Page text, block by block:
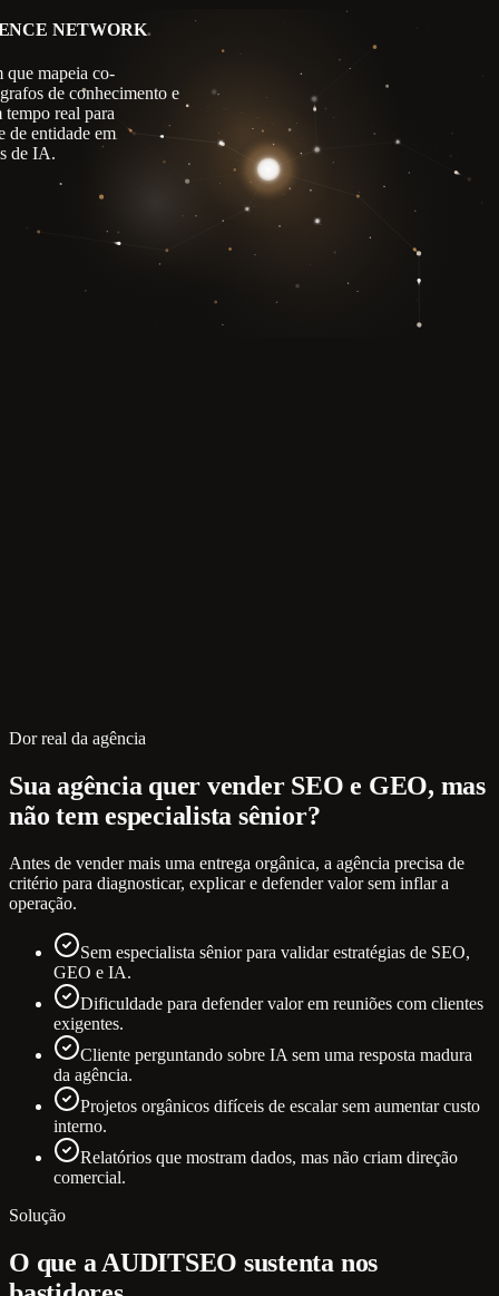
NETWORK
que mapeia co-
de conhecimento e
real para
de entidade em
de IA.
Dor real da agência
Sua agência quer vender SEO e GEO, mas
não tem especialista sênior?
Antes de vender mais uma entrega orgânica, a agência precisa de
critério para diagnosticar, explicar e defender valor sem inflar a
operação.
Sem especialista sênior para validar estratégias de SEO,
GEO e IA.
Dificuldade para defender valor em reuniões com clientes
exigentes.
Cliente perguntando sobre IA sem uma resposta madura
da agência.
Projetos orgânicos difíceis de escalar sem aumentar custo
interno.
Relatórios que mostram dados, mas não criam direção
comercial.
Solução
O que a AUDITSEO sustenta nos